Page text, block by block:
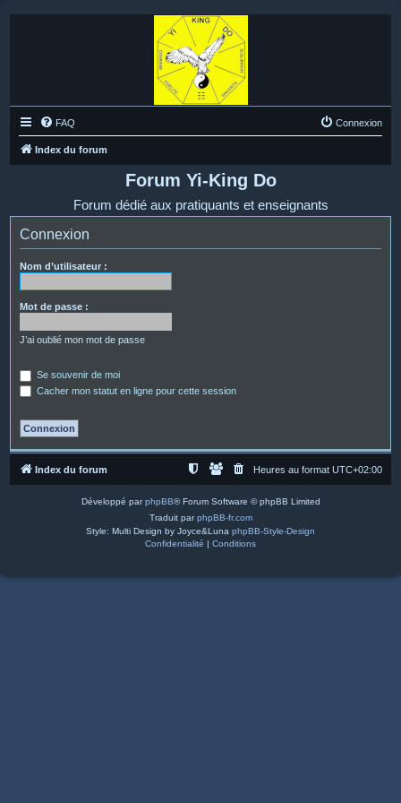
FAQ Connexion
Index du forum
Forum Yi-King Do
Forum dédié aux pratiquants et enseignants
Connexion
Nom d’utilisateur :
Mot de passe :
J’ai oublié mon mot de passe
Se souvenir de moi
Cacher mon statut en ligne pour cette session
Index du forum Heures au format UTC+02:00
Développé parphpBB® Forum Software © phpBB Limited
Traduit parphpBB-fr.com
Style: Multi Design by Joyce&Luna phpBB-Style-Design
Confidentialité | Conditions